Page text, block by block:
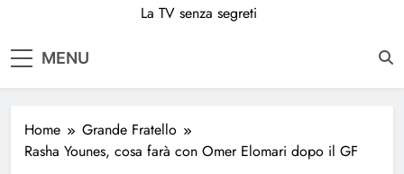
La TV senza segreti
MENU
Home
Grande Fratello
Rasha Younes, cosa farà con Omer Elomari dopo il GF